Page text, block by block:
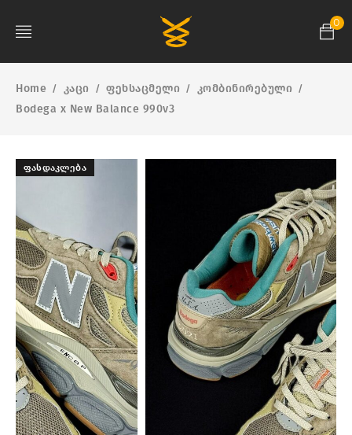
0
Home / კაცი / ფეხსაცმელი / კომბინირებული /
Bodega x New Balance 990v3
ᲤᲐᲡᲓᲐᲙᲚᲔᲑᲐ